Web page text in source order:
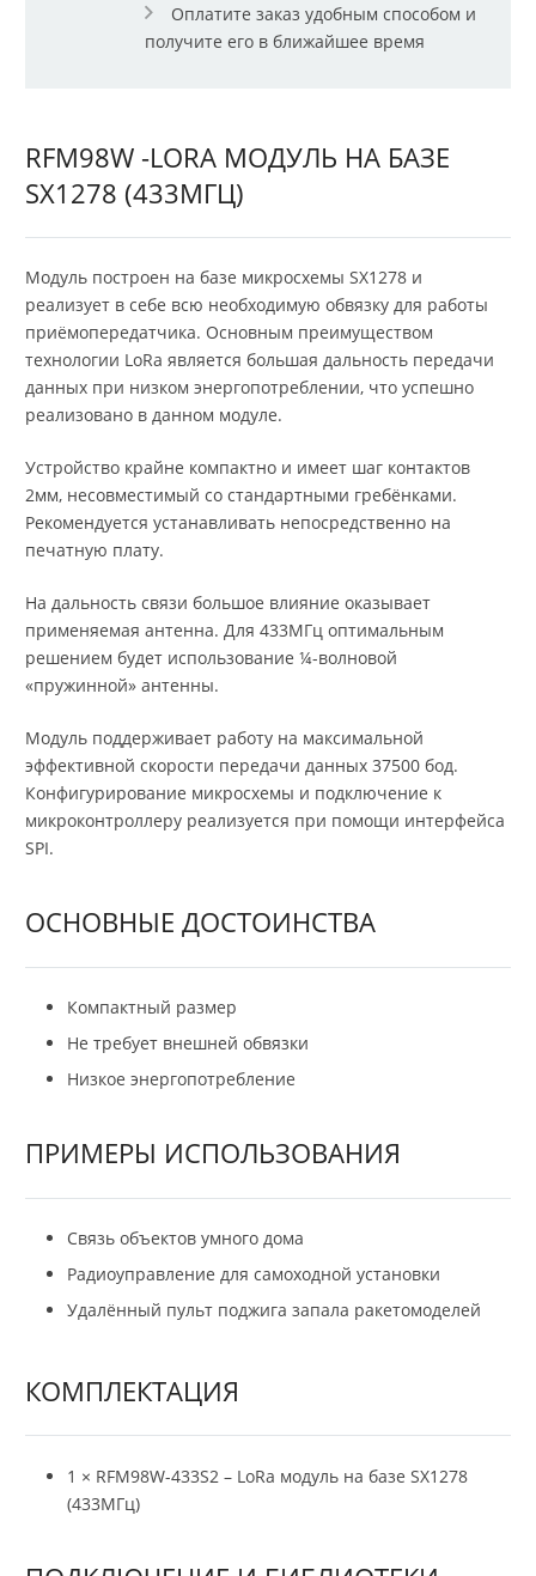
Оплатите заказ удобным способом и
получите его в ближайшее время
RFM98W -LORA МОДУЛЬ НА БАЗЕ
SX1278 (433МГЦ)
Модуль построен на базе микросхемы SX1278 и
реализует в себе всю необходимую обвязку для работы
приёмопередатчика. Основным преимуществом
технологии LoRa является большая дальность передачи
данных при низком энергопотреблении, что успешно
реализовано в данном модуле.
Устройство крайне компактно и имеет шаг контактов
2мм, несовместимый со стандартными гребёнками.
Рекомендуется устанавливать непосредственно на
печатную плату.
На дальность связи большое влияние оказывает
применяемая антенна. Для 433МГц оптимальным
решением будет использование ¼-волновой
«пружинной» антенны.
Модуль поддерживает работу на максимальной
эффективной скорости передачи данных 37500 бод.
Конфигурирование микросхемы и подключение к
микроконтроллеру реализуется при помощи интерфейса
SPI.
ОСНОВНЫЕ ДОСТОИНСТВА
Компактный размер
Не требует внешней обвязки
Низкое энергопотребление
ПРИМЕРЫ ИСПОЛЬЗОВАНИЯ
Связь объектов умного дома
Радиоуправление для самоходной установки
Удалённый пульт поджига запала ракетомоделей
КОМПЛЕКТАЦИЯ
1 × RFM98W-433S2 – LoRa модуль на базе SX1278
(433МГц)